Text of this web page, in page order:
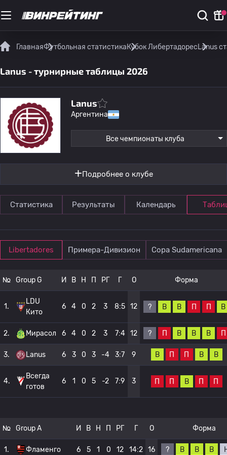
ГлавнаяФутбольная статистикаКубок ЛибертадоресLanus
Lanus - турнирные таблицы 2026
Lanus
Аргентина
Все чемпионаты клуба
Подробнее о клубе
Статистика Результаты Календарь
Libertadores Примера-Дивизион Copa Sudamericana
№ Group G И В Н П РГ Г О Форма
1.
LDU
Кито
6 4 0 2 3 8:5 12 ? В В П П В
2. Мирасол 6 4 0 2 3 7:4 12 ? П В В В П
3. Lanus 6 3 0 3 -4 3:7 9 В П П В В
4.
Всегда
готов
6 1 0 5 -2 7:9 3 П П В П П
№ Group A И В Н П РГ Г О Форма
1. Фламенго 6 5 1 0 12 14:2 16 ? В В В